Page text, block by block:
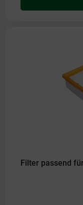
Filter passend